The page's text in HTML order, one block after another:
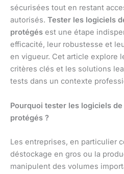
sécurisées tout en restant
autorisés. Tester les logiciels
protégés est une étape
efficacité, leur robustesse et
en vigueur. Cet article explore
critères clés et les solutions
tests dans un contexte
Pourquoi tester les logiciels
protégés ?
Les entreprises, en particulier
déstockage en gros ou la
manipulent des volumes